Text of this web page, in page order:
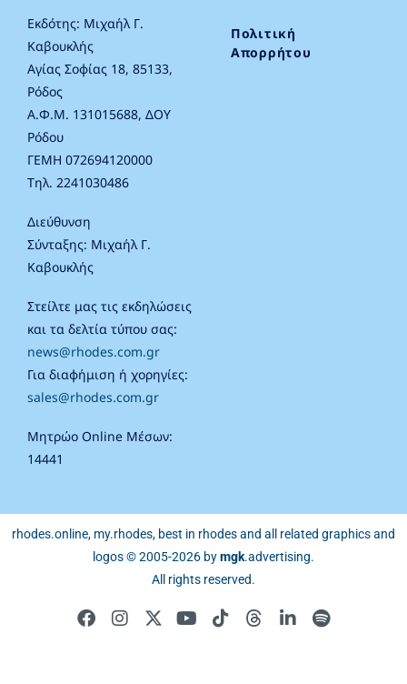
Εκδότης: Μιχαήλ Γ.
Καβουκλής
Αγίας Σοφίας 18, 85133,
Ρόδος
Α.Φ.Μ. 131015688, ΔΟΥ
Ρόδου
ΓΕΜΗ 072694120000
Τηλ. 2241030486
Διεύθυνση
Σύνταξης: Μιχαήλ Γ.
Καβουκλής
Στείλτε μας τις εκδηλώσεις
και τα δελτία τύπου σας:
news@rhodes.com.gr
Για διαφήμιση ή χορηγίες:
sales@rhodes.com.gr
Μητρώο Online Μέσων:
14441
Πολιτική
Απορρήτου
rhodes.online, my.rhodes, best in rhodes and all related graphics and
logos © 2005-2026 bymgk.advertising.
All rights reserved.